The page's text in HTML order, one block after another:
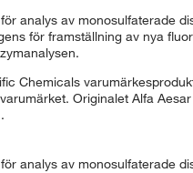
analys av monosulfaterade
för framställning av nya
Chemicals
Originalet Alfa
analys av monosulfaterade